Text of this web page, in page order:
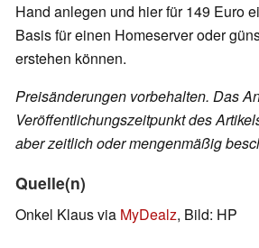
Hand anlegen und hier für 149 Euro
Basis für einen Homeserver oder
erstehen können.
Preisänderungen vorbehalten. Das
Veröffentlichungszeitpunkt des
aber zeitlich oder mengenmäßig
Quelle(n)
Onkel Klaus via MyDealz, Bild: HP